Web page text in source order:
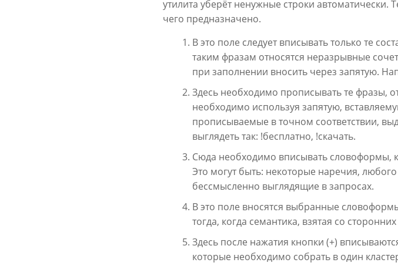
утилита уберёт ненужные строки автоматически.
чего предназначено.
В это поле следует вписывать только те
таким фразам относятся неразрывные
при заполнении вносить через запятую.
Здесь необходимо прописывать те фразы,
необходимо используя запятую,
прописываемые в точном соответствии,
выглядеть так: !бесплатно, !скачать.
Сюда необходимо вписывать словоформы,
Это могут быть: некоторые наречия,
бессмысленно выглядящие в запросах.
В это поле вносятся выбранные
тогда, когда семантика, взятая со
Здесь после нажатия кнопки (+)
которые необходимо собрать в один